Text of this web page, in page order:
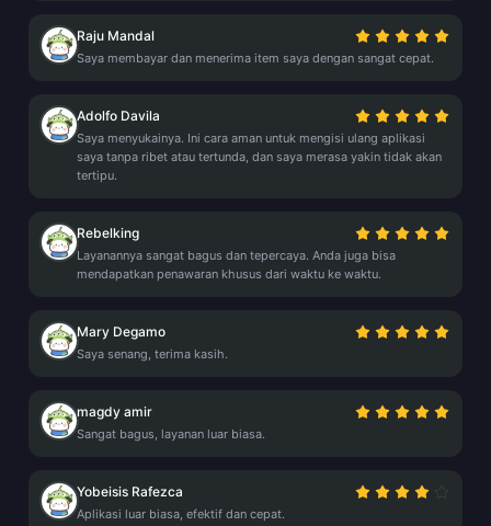
Raju Mandal
Saya membayar dan menerima item saya dengan sangat cepat.
Adolfo Davila
Saya menyukainya. Ini cara aman untuk mengisi ulang aplikasi
saya tanpa ribet atau tertunda, dan saya merasa yakin tidak akan
tertipu.
Rebelking
Layanannya sangat bagus dan tepercaya. Anda juga bisa
mendapatkan penawaran khusus dari waktu ke waktu.
Mary Degamo
Saya senang, terima kasih.
magdy amir
Sangat bagus, layanan luar biasa.
Yobeisis Rafezca
Aplikasi luar biasa, efektif dan cepat.